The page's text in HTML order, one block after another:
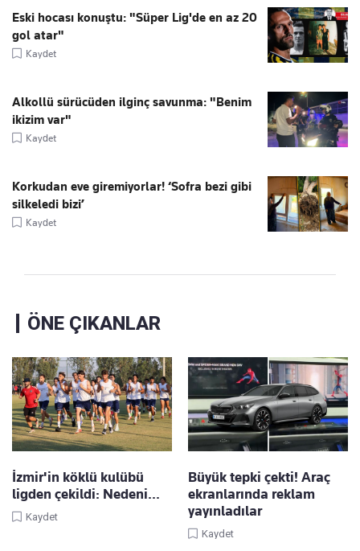
Eski hocası konuştu: "Süper Lig'de en az 20
gol atar"
Kaydet
Alkollü sürücüden ilginç savunma: "Benim
ikizim var"
Kaydet
Korkudan eve giremiyorlar! ‘Sofra bezi gibi
silkeledi bizi’
Kaydet
ÖNE ÇIKANLAR
İzmir'in köklü kulübü
ligden çekildi: Nedeni...
Kaydet
Büyük tepki çekti! Araç
ekranlarında reklam
yayınladılar
Kaydet